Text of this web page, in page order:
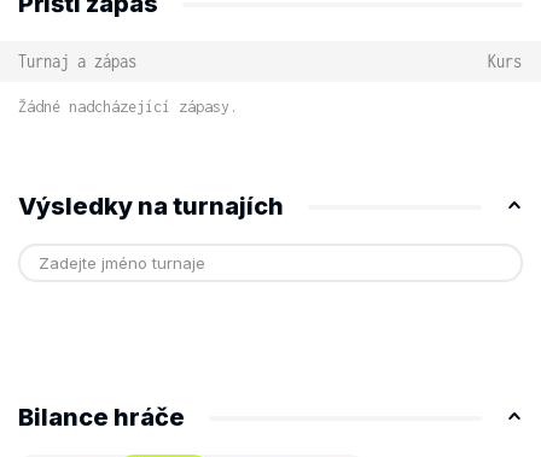
Turnaj a zápas Kurs
Žádné nadcházející zápasy.
Výsledky na turnajích
Bilance hráče